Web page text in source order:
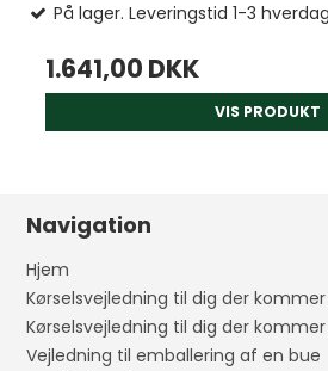
På lager. Leveringstid 1-3
1.641,00 DKK
VIS PRODUKT
Navigation
Hjem
Kørselsvejledning til dig der
Kørselsvejledning til dig der
Vejledning til emballering af en bue